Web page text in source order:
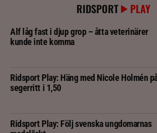
RIDSPORT PLAY
Alf låg fast i djup grop – åtta veterinärer
kunde inte komma
Ridsport Play: Häng med Nicole Holmén
segerritt i 1,50
Ridsport Play: Följ svenska ungdomarnas